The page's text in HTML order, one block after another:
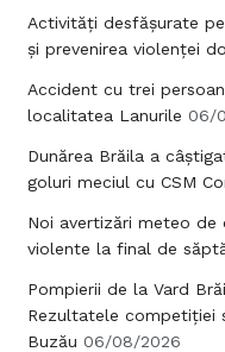
Activități desfășurate
și prevenirea violenței
Accident cu trei
localitatea Lanurile 06/
Dunărea Brăila a
goluri meciul cu CSM
Noi avertizări meteo de
violente la final de
Pompierii de la Vard
Rezultatele competiției
Buzău 06/08/2026